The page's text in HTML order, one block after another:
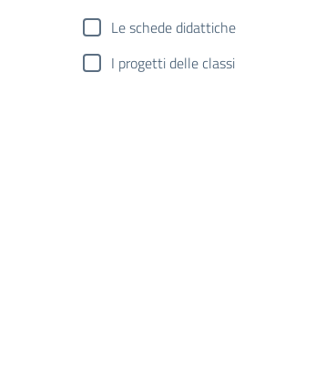
Le schede didattiche
I progetti delle classi